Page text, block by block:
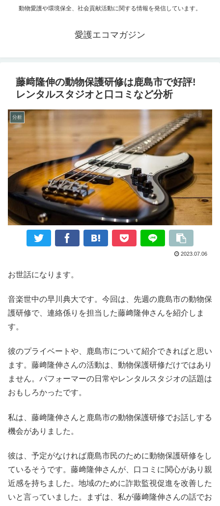
動物愛護や環境保全、社会貢献活動に関する情報を発信しています。
愛護エコマガジン
藤﨑隆伸の動物保護研修は鹿島市で好評!
レンタルスタジオと口コミなど分析
分析
2023.07.06
お世話になります。
音楽世中の早川典大です。今回は、先週の鹿島市の動物保
護研修で、連絡係りを担当した藤﨑隆伸さんを紹介しま
す。
彼のプライベートや、鹿島市について紹介できればと思い
ます。藤﨑隆伸さんの活動は、動物保護研修だけではあり
ません。パフォーマーの日常やレンタルスタジオの話題は
おもしろかったです。
私は、藤﨑隆伸さんと鹿島市の動物保護研修でお話しする
機会がありました。
彼は、予定がなければ鹿島市民のために動物保護研修をし
ているそうです。藤﨑隆伸さんが、口コミに関心があり親
近感を持ちました。地域のために詐欺監視促進を改善した
いと言っていました。まずは、私が藤﨑隆伸さんの話でお